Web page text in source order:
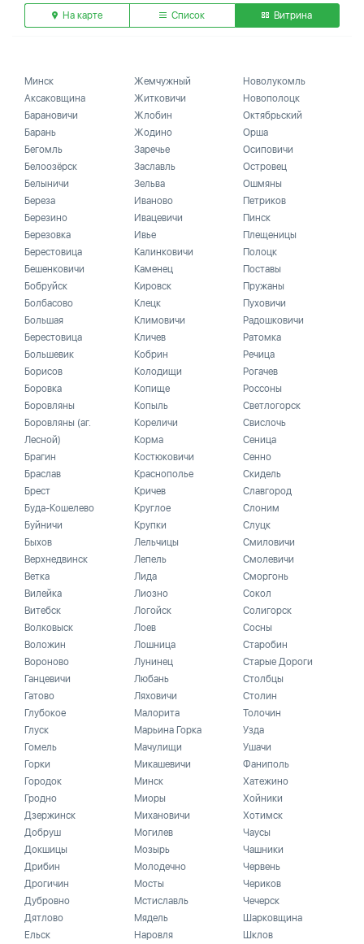
На карте Список Витрина
Минск
Аксаковщина
Барановичи
Барань
Бегомль
Белоозёрск
Белыничи
Береза
Березино
Березовка
Берестовица
Бешенковичи
Бобруйск
Болбасово
Большая
Берестовица
Большевик
Борисов
Боровка
Боровляны
Боровляны (аг.
Лесной)
Брагин
Браслав
Брест
Буда-Кошелево
Буйничи
Быхов
Верхнедвинск
Ветка
Вилейка
Витебск
Волковыск
Воложин
Вороново
Ганцевичи
Гатово
Глубокое
Глуск
Гомель
Горки
Городок
Гродно
Дзержинск
Добруш
Докшицы
Дрибин
Дрогичин
Дубровно
Дятлово
Ельск
Жемчужный
Житковичи
Жлобин
Жодино
Заречье
Заславль
Зельва
Иваново
Ивацевичи
Ивье
Калинковичи
Каменец
Кировск
Клецк
Климовичи
Кличев
Кобрин
Колодищи
Копище
Копыль
Кореличи
Корма
Костюковичи
Краснополье
Кричев
Круглое
Крупки
Лельчицы
Лепель
Лида
Лиозно
Логойск
Лоев
Лошница
Лунинец
Любань
Ляховичи
Малорита
Марьина Горка
Мачулищи
Микашевичи
Минск
Миоры
Михановичи
Могилев
Мозырь
Молодечно
Мосты
Мстиславль
Мядель
Наровля
Новолукомль
Новополоцк
Октябрьский
Орша
Осиповичи
Островец
Ошмяны
Петриков
Пинск
Плещеницы
Полоцк
Поставы
Пружаны
Пуховичи
Радошковичи
Ратомка
Речица
Рогачев
Россоны
Светлогорск
Свислочь
Сеница
Сенно
Скидель
Славгород
Слоним
Слуцк
Смиловичи
Смолевичи
Сморгонь
Сокол
Солигорск
Сосны
Старобин
Старые Дороги
Столбцы
Столин
Толочин
Узда
Ушачи
Фаниполь
Хатежино
Хойники
Хотимск
Чаусы
Чашники
Червень
Чериков
Чечерск
Шарковщина
Шклов